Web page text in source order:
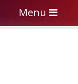
Toggle
navigation
Menu